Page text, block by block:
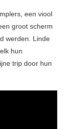
een viool
groot scherm
werden. Linde
hun
trip door hun